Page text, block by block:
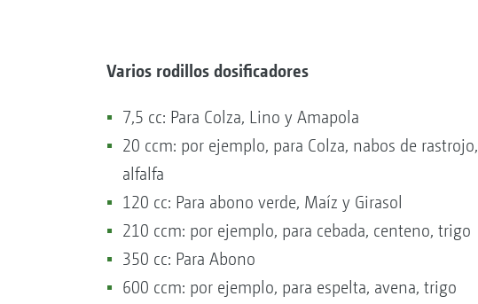
Varios rodillos dosificadores
7,5 cc: Para Colza, Lino y Amapola
20 ccm: por ejemplo, para Colza, nabos de rastrojo,
alfalfa
120 cc: Para abono verde, Maíz y Girasol
210 ccm: por ejemplo, para cebada, centeno, trigo
350 cc: Para Abono
600 ccm: por ejemplo, para espelta, avena, trigo